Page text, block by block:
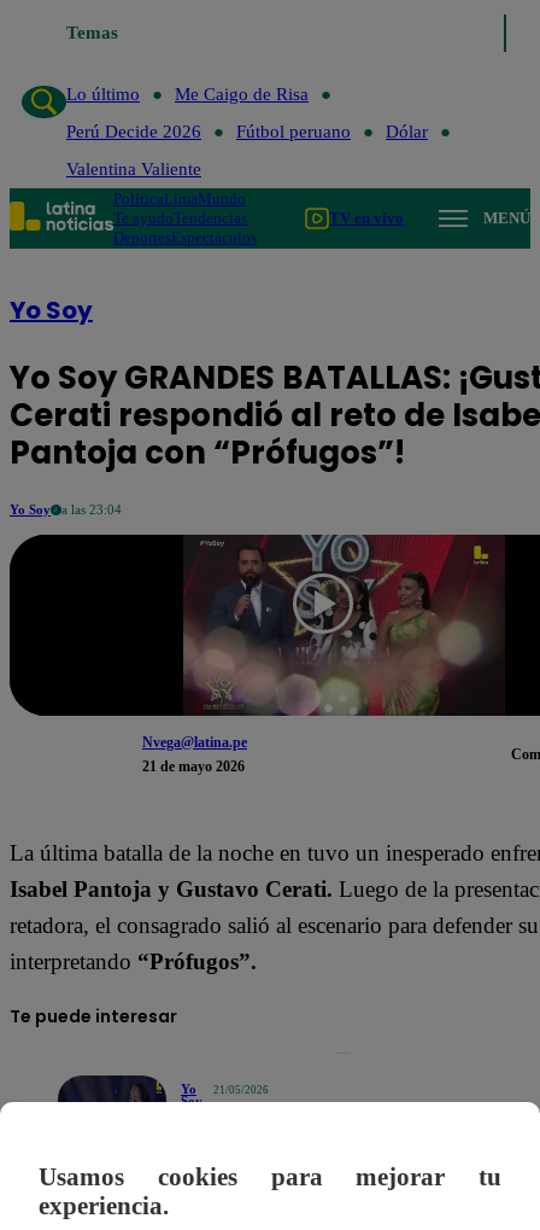
Temas
Lo último
Me Caigo de Risa
Perú Decide 2026
Fútbol peruano
Dólar
Valentina Valiente
PolíticaLimaMundo
Te ayudoTendencias
DeportesEspectáculos
TV en vivo MENÚ
Yo Soy
Yo Soy GRANDES BATALLAS:
Cerati respondió al reto de
Pantoja con “Prófugos”!
Yo Soy a las 23:04
Nvega@latina.pe
21 de mayo 2026
La última batalla de la noche en tuvo un inesperado
Isabel Pantoja y Gustavo Cerati. Luego de la
retadora, el consagrado salió al escenario para defender
interpretando “Prófugos”.
Te puede interesar
Yo
Soy
21/05/2026
BATALLAS:
Isabel Pantoja
Usamos cookies para mejorar tu
experiencia.